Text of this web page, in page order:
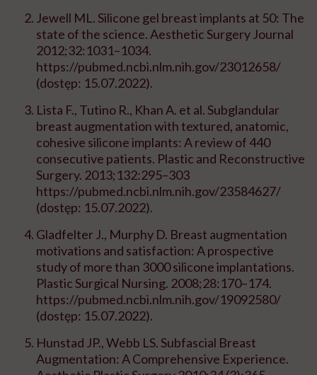
Jewell ML.Silicone gel breast implants at 50: The
state of the science.Aesthetic Surgery Journal
2012;32:1031–1034.
https://pubmed.ncbi.nlm.nih.gov/23012658/
(dostęp: 15.07.2022).
Lista F., Tutino R., Khan A. et al. Subglandular
breast augmentation with textured, anatomic,
cohesive silicone implants: A review of 440
consecutive patients. Plastic and Reconstructive
Surgery. 2013;132:295–303
https://pubmed.ncbi.nlm.nih.gov/23584627/
(dostęp: 15.07.2022).
Gladfelter J., Murphy D. Breast augmentation
motivations and satisfaction: A prospective
study of more than 3000 silicone implantations.
Plastic Surgical Nursing. 2008;28:170–174.
https://pubmed.ncbi.nlm.nih.gov/19092580/
(dostęp: 15.07.2022).
Hunstad JP., Webb LS. Subfascial Breast
Augmentation: A Comprehensive Experience.